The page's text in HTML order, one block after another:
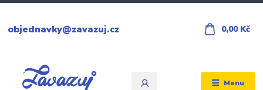
Menu
objednavky@zavazuj.cz 0,00 Kč